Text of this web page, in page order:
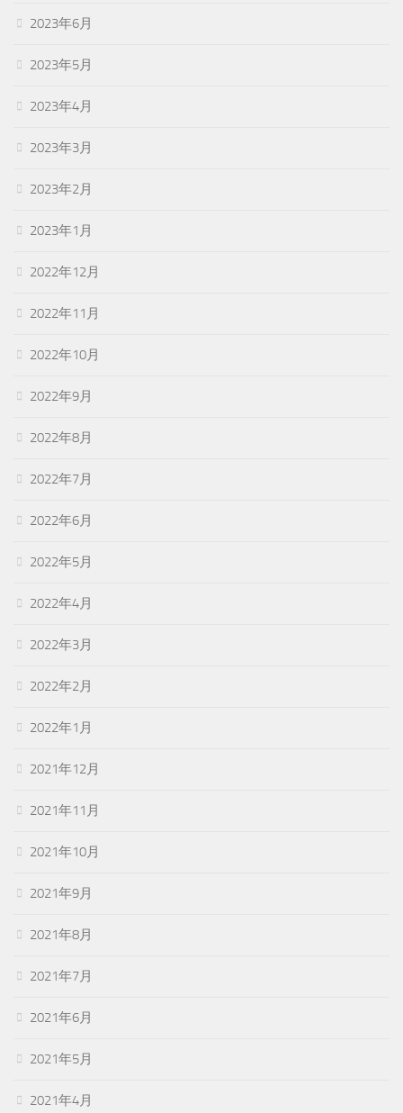
2023年6月
2023年5月
2023年4月
2023年3月
2023年2月
2023年1月
2022年12月
2022年11月
2022年10月
2022年9月
2022年8月
2022年7月
2022年6月
2022年5月
2022年4月
2022年3月
2022年2月
2022年1月
2021年12月
2021年11月
2021年10月
2021年9月
2021年8月
2021年7月
2021年6月
2021年5月
2021年4月